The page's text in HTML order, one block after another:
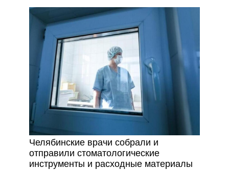
Челябинские врачи собрали и
отправили стоматологические
инструменты и расходные материалы